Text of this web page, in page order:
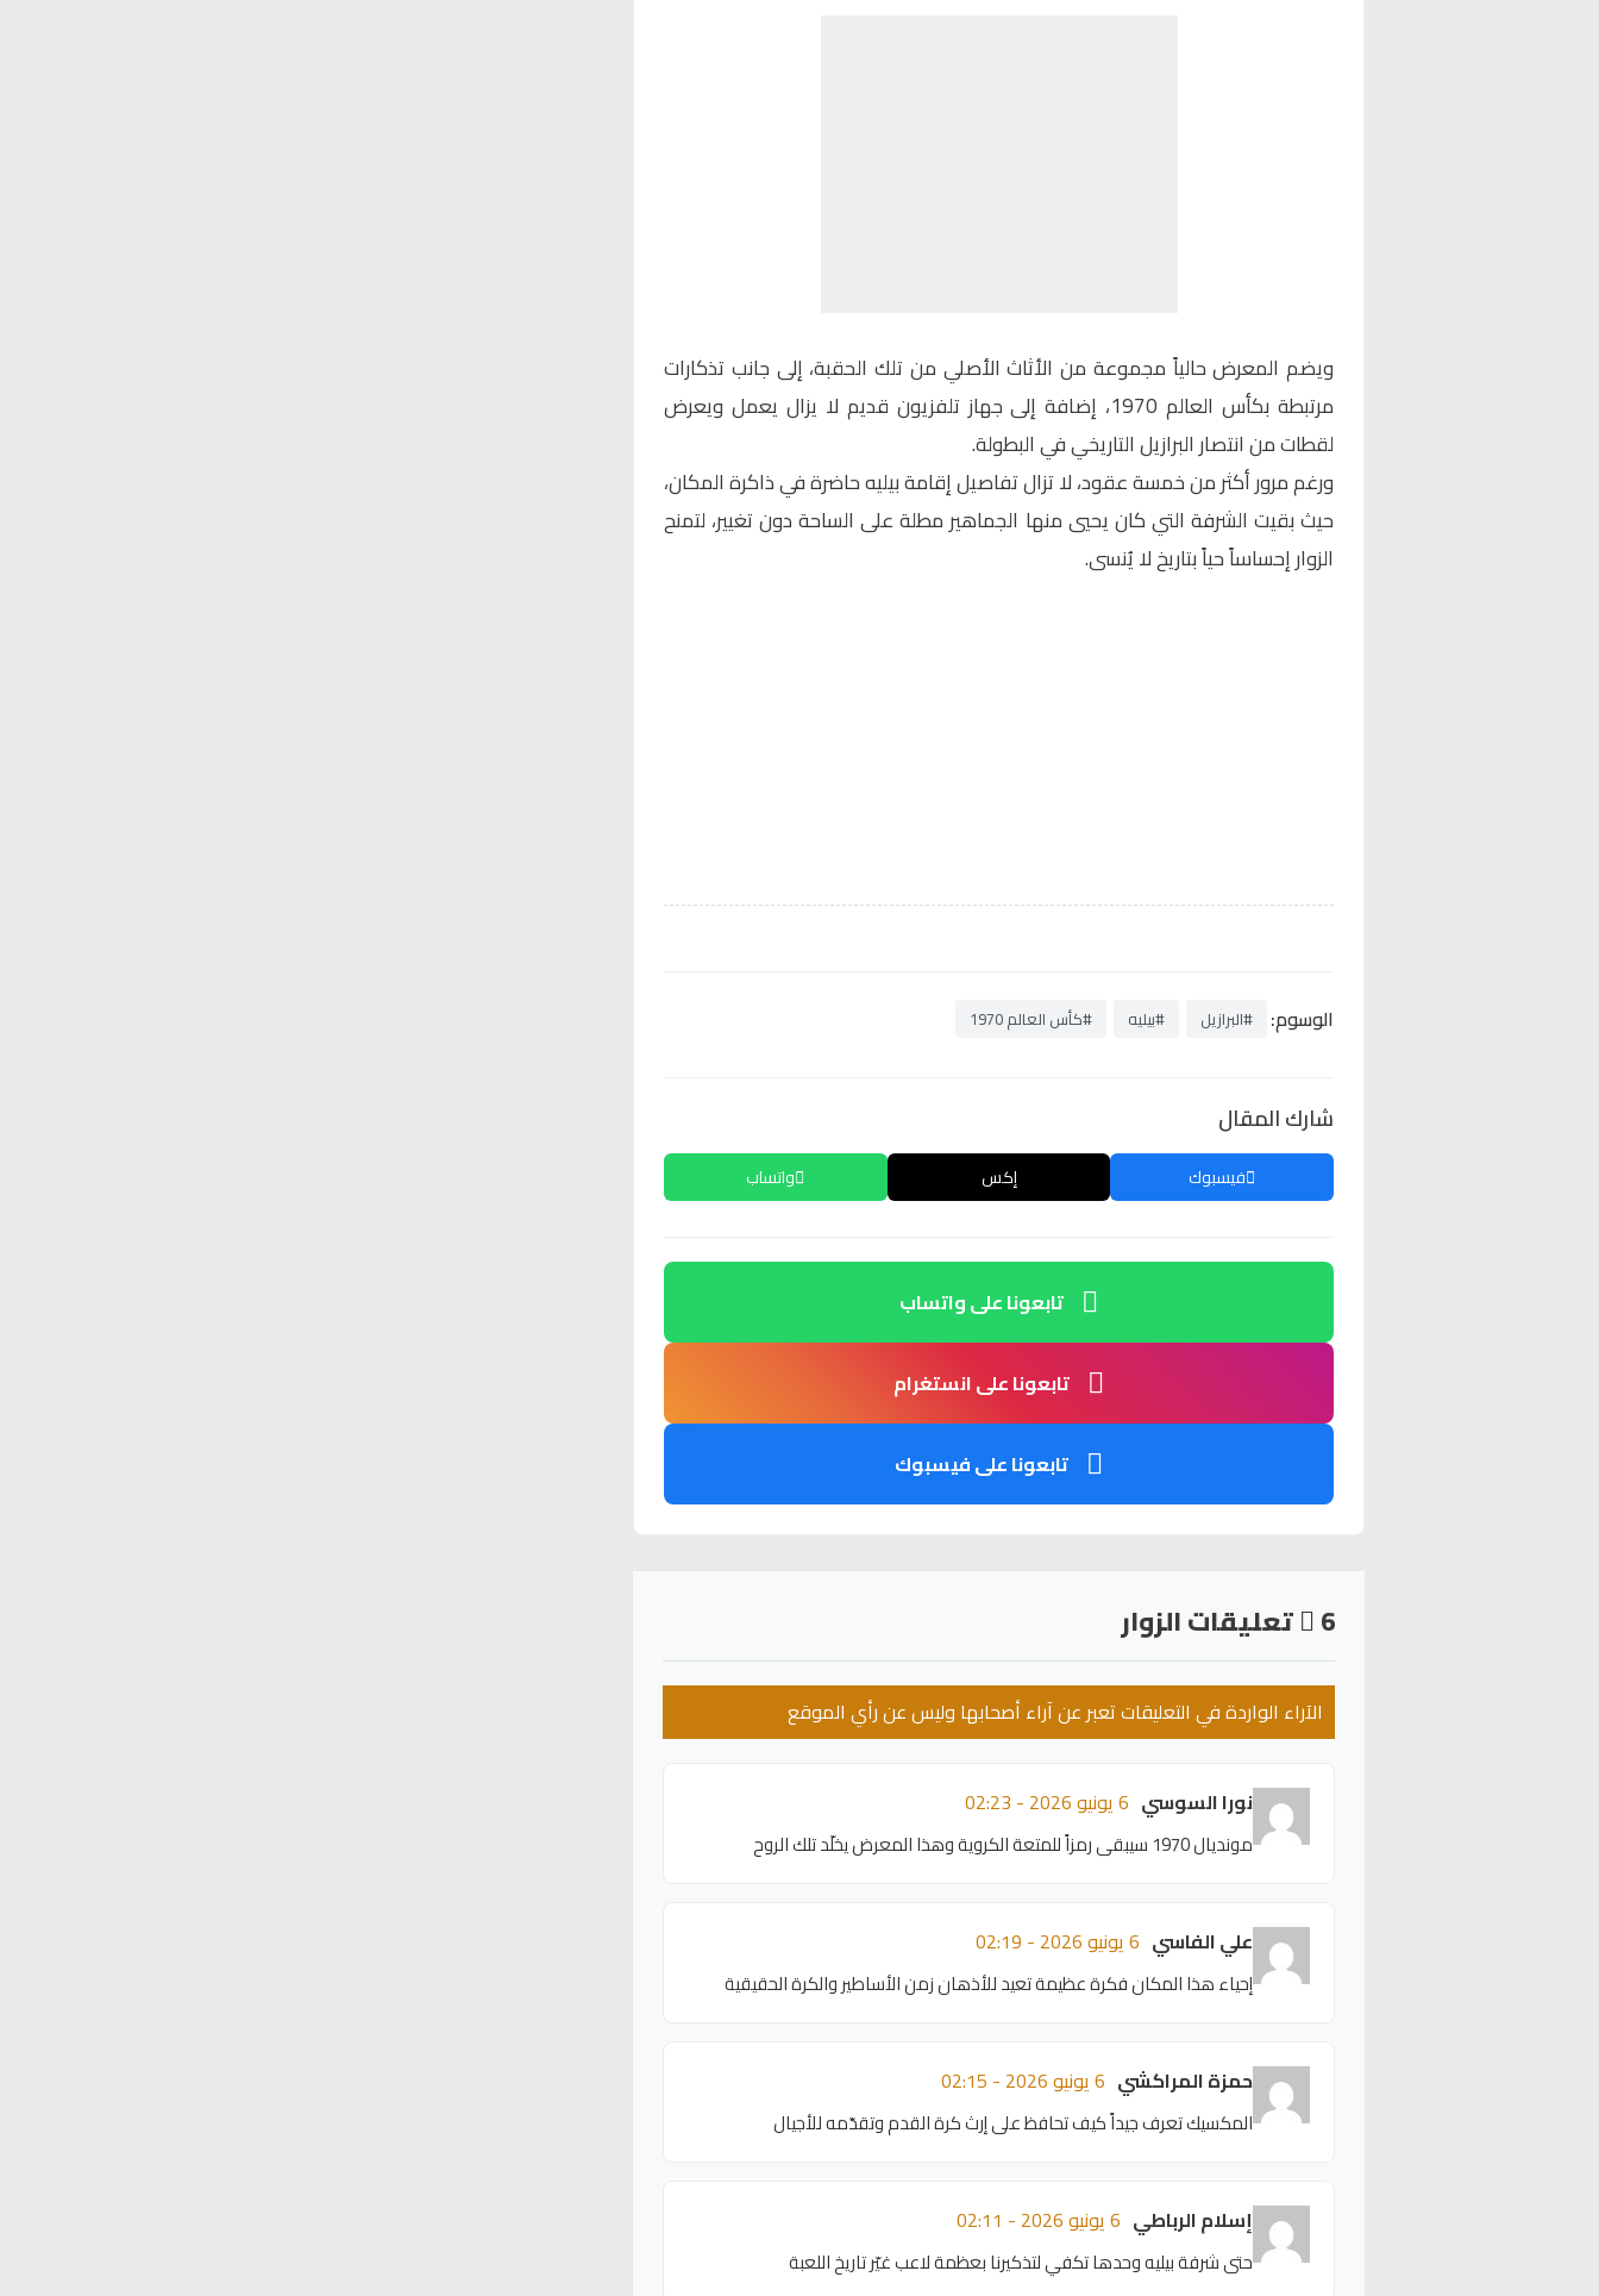
ويضم المعرض حالياً مجموعة من الأثاث الأصلي من تلك الحقبة، إلى جانب تذكارات
مرتبطة بكأس العالم 1970، إضافة إلى جهاز تلفزيون قديم لا يزال يعمل ويعرض
لقطات من انتصار البرازيل التاريخي في البطولة.
ورغم مرور أكثر من خمسة عقود، لا تزال تفاصيل إقامة بيليه حاضرة في ذاكرة المكان،
حيث بقيت الشرفة التي كان يحيي منها الجماهير مطلة على الساحة دون تغيير، لتمنح
الزوار إحساساً حياً بتاريخ لا يُنسى.
الوسوم: #البرازيل #بيليه #كأس العالم 1970
شارك المقال
فيسبوك إكس واتساب
تابعونا على واتساب
تابعونا على انستغرام
تابعونا على فيسبوك
6 تعليقات الزوار
الآراء الواردة في التعليقات تعبر عن آراء أصحابها وليس عن رأي الموقع
نورا السوسي 6 يونيو 2026 - 02:23
مونديال 1970 سيبقى رمزاً للمتعة الكروية وهذا المعرض يخلّد تلك الروح
علي الفاسي 6 يونيو 2026 - 02:19
إحياء هذا المكان فكرة عظيمة تعيد للأذهان زمن الأساطير والكرة الحقيقية
حمزة المراكشي 6 يونيو 2026 - 02:15
المكسيك تعرف جيداً كيف تحافظ على إرث كرة القدم وتقدّمه للأجيال
إسلام الرباطي 6 يونيو 2026 - 02:11
حتى شرفة بيليه وحدها تكفي لتذكيرنا بعظمة لاعب غيّر تاريخ اللعبة